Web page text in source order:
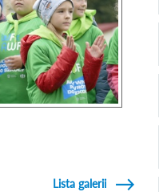
Lista galerii